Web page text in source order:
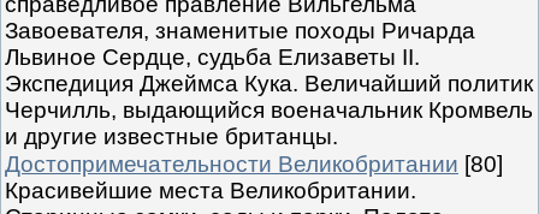
Завоевателя, знаменитые походы Ричарда
Львиное Сердце, судьба Елизаветы II.
Экспедиция Джеймса Кука. Величайший политик
Черчилль, выдающийся военачальник Кромвель
и другие известные британцы.
Достопримечательности Великобритании [80]
Красивейшие места Великобритании.